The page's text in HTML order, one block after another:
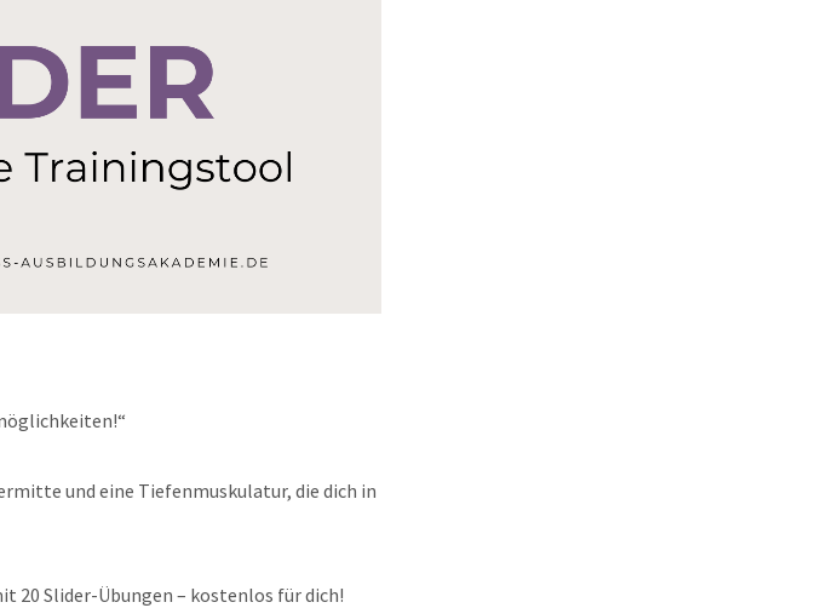
und eine Tiefenmuskulatur, die dich in
20 Slider-Übungen – kostenlos für dich!